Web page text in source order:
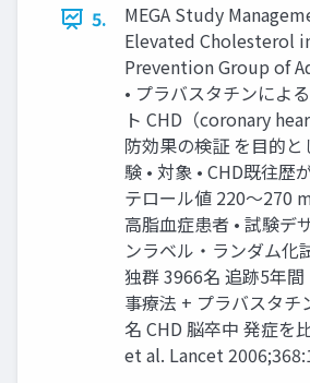
5.
MEGA Study
Elevated Cholesterol
Prevention Group of
• プラバスタチンによ
ト CHD（coronary
防効果の検証 を目的
験 • 対象 • CHD既往歴
テロール値 220～270
高脂血症患者 • 試験デ
ンラベル・ランダム化
独群 3966名 追跡5年
事療法 + プラバスタチ
名 CHD 脳卒中 発症を
et al. Lancet